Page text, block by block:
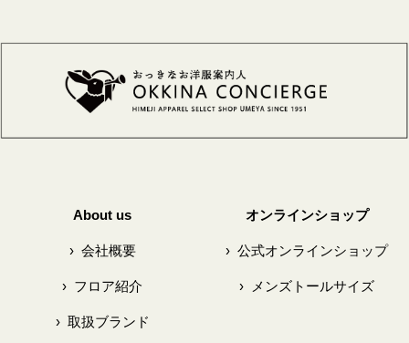
About us
›会社概要
› フロア紹介
›取扱ブランド
オンラインショップ
› 公式オンラインショップ
› メンズトールサイズ